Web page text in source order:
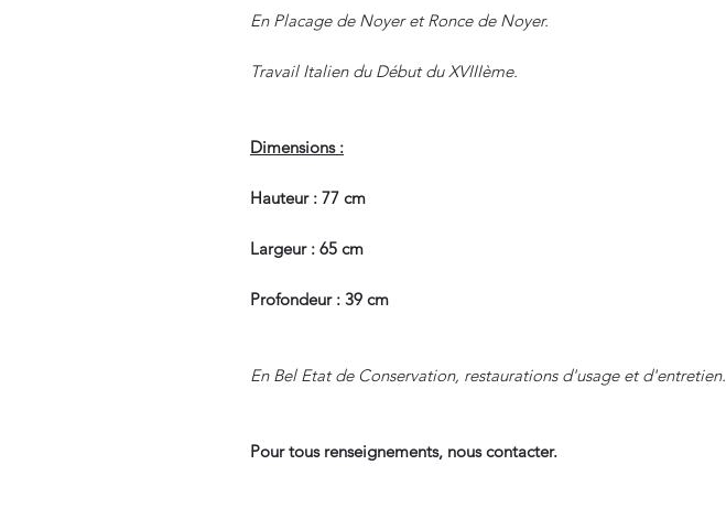
En Placage de Noyer et Ronce de Noyer.
Travail Italien du Début du XVIIIème.
Dimensions :
Hauteur : 77 cm
Largeur : 65 cm
Profondeur : 39 cm
En Bel Etat de Conservation, restaurations d'usage et d'entretien.
Pour tous renseignements, nous contacter.